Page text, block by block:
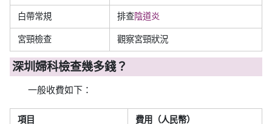
白帶常規 排查陰道炎
宮頸檢查 觀察宮頸狀況
深圳婦科檢查幾多錢？
一般收費如下：
項目 費用（人民幣）